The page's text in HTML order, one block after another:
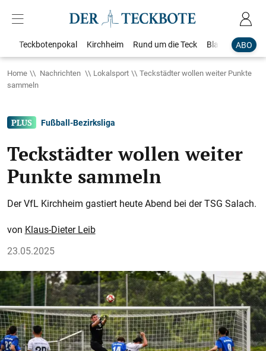
ABO
Teckbotenpokal Kirchheim Rund um die Teck Blaulicht
Home Nachrichten Lokalsport
Teckstädter wollen weiter Punkte
sammeln
Fußball-Bezirksliga
Teckstädter wollen weiter
Punkte sammeln
Der VfL Kirchheim gastiert heute Abend bei der TSG Salach.
Klaus-Dieter Leib
23.05.2025